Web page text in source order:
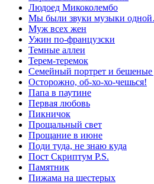
Людоед Микоколембо
Мы были звуки музыки
Муж всех жен
Ужин по-французски
Темные аллеи
Терем-теремок
Семейный портрет и бешеные
Осторожно, об-хо-хо-чешься!
Папа в паутине
Первая любовь
Пикничок
Прощальный свет
Прощание в июне
Поди туда, не знаю куда
Пост Скриптум P.S.
Памятник
Пижама на шестерых